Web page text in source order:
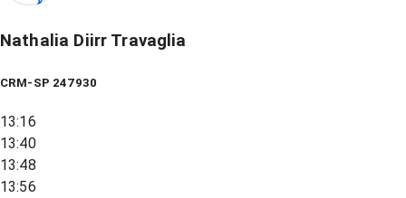
Nathalia Diirr Travaglia
CRM-SP 247930
13:16
13:40
13:48
13:56